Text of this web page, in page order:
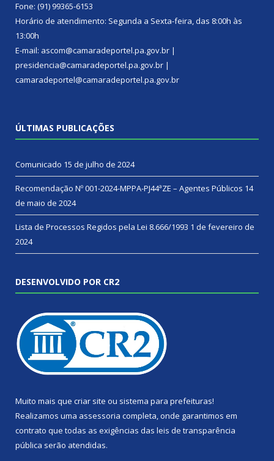
Fone: (91) 99365-6153
Horário de atendimento: Segunda a Sexta-feira, das 8:00h às
13:00h
E-mail: ascom@camaradeportel.pa.gov.br |
presidencia@camaradeportel.pa.gov.br |
camaradeportel@camaradeportel.pa.gov.br
ÚLTIMAS PUBLICAÇÕES
Comunicado 15 de julho de 2024
Recomendação Nº 001-2024-MPPA-PJ44ªZE – Agentes Públicos 14
de maio de 2024
Lista de Processos Regidos pela Lei 8.666/1993 1 de fevereiro de
2024
DESENVOLVIDO POR CR2
Muito mais que criar site ou sistema para prefeituras!
Realizamos uma assessoria completa, onde garantimos em
contrato que todas as exigências das leis de transparência
pública serão atendidas.